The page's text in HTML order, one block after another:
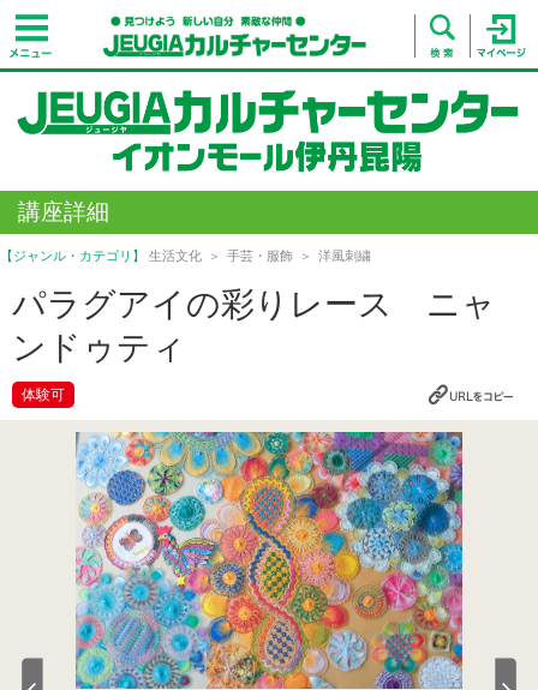
講座詳細
【ジャンル・カテゴリ】 生活文化 手芸・服飾 洋風刺繍
パラグアイの彩りレース ニャ
ンドゥティ
体験可